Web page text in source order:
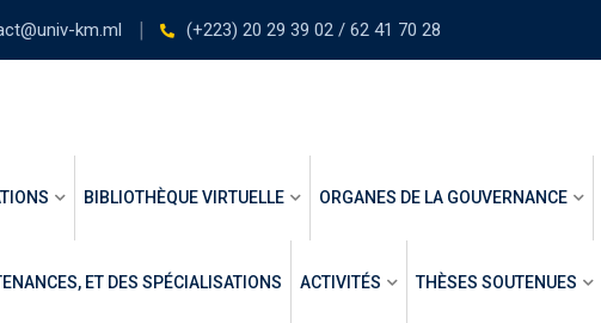
km.ml (+223) 20 29 39 02 / 62 41 70 28
BIBLIOTHÈQUE VIRTUELLE ORGANES DE LA GOUVERNANCE
ET DES SPÉCIALISATIONS ACTIVITÉS THÈSES SOUTENUES